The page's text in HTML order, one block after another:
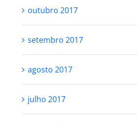
outubro 2017
setembro 2017
agosto 2017
julho 2017